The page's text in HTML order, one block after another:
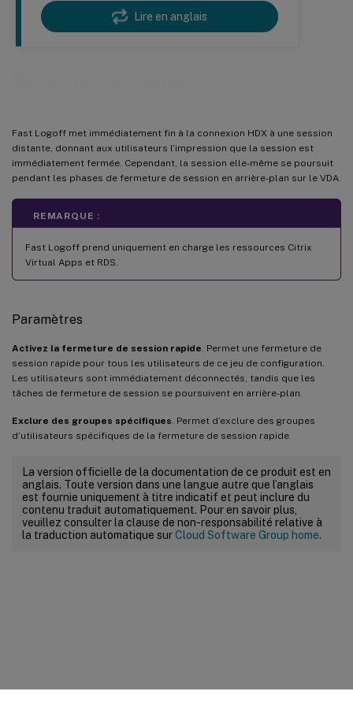
Lire en anglais
Fast Logoff met immédiatement fin à la connexion HDX à une session
distante, donnant aux utilisateurs l’impression que la session est
immédiatement fermée. Cependant, la session elle-même se poursuit
pendant les phases de fermeture de session en arrière-plan sur le VDA.
REMARQUE :
Fast Logoff prend uniquement en charge les ressources Citrix
Virtual Apps et RDS.
Paramètres
Activez la fermeture de session rapide . Permet une fermeture de
session rapide pour tous les utilisateurs de ce jeu de configuration.
Les utilisateurs sont immédiatement déconnectés, tandis que les
tâches de fermeture de session se poursuivent en arrière-plan.
Exclure des groupes spécifiques . Permet d’exclure des groupes
d’utilisateurs spécifiques de la fermeture de session rapide.
La version officielle de la documentation de ce produit est en
anglais. Toute version dans une langue autre que l’anglais
est fournie uniquement à titre indicatif et peut inclure du
contenu traduit automatiquement. Pour en savoir plus,
veuillez consulter la clause de non-responsabilité relative à
la traduction automatique surCloud Software Group home.